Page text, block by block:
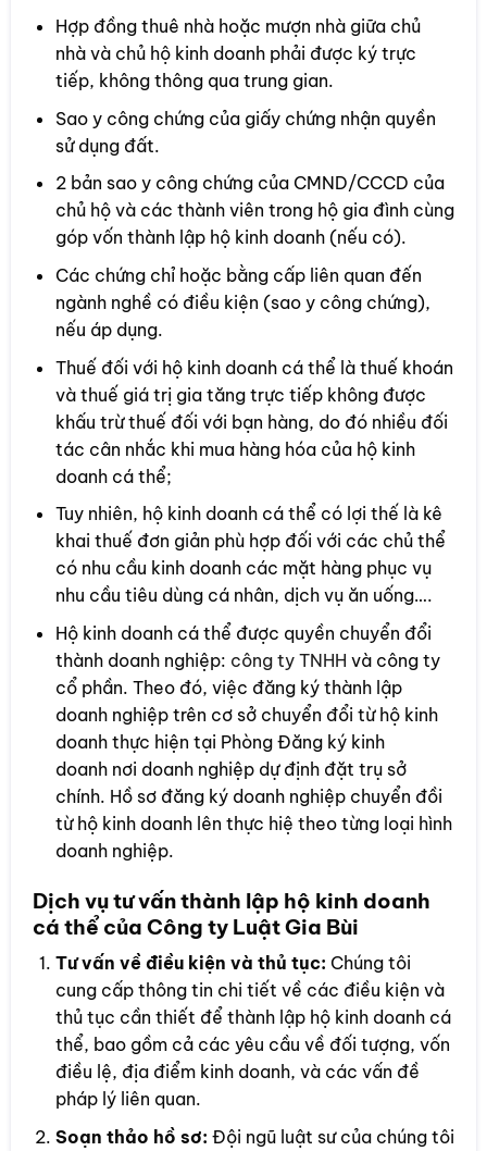
Hợp đồng thuê nhà hoặc mượn nhà giữa chủ
nhà và chủ hộ kinh doanh phải được ký trực
tiếp, không thông qua trung gian.
Sao y công chứng của giấy chứng nhận quyền
sử dụng đất.
2 bản sao y công chứng của CMND/CCCD của
chủ hộ và các thành viên trong hộ gia đình cùng
góp vốn thành lập hộ kinh doanh (nếu có).
Các chứng chỉ hoặc bằng cấp liên quan đến
ngành nghề có điều kiện (sao y công chứng),
nếu áp dụng.
Thuế đối với hộ kinh doanh cá thể là thuế khoán
và thuế giá trị gia tăng trực tiếp không được
khấu trừ thuế đối với bạn hàng, do đó nhiều đối
tác cân nhắc khi mua hàng hóa của hộ kinh
doanh cá thể;
Tuy nhiên, hộ kinh doanh cá thể có lợi thế là kê
khai thuế đơn giản phù hợp đối với các chủ thể
có nhu cầu kinh doanh các mặt hàng phục vụ
nhu cầu tiêu dùng cá nhân, dịch vụ ăn uống….
Hộ kinh doanh cá thể được quyền chuyển đổi
thành doanh nghiệp: công ty TNHH và công ty
cổ phần. Theo đó, việc đăng ký thành lập
doanh nghiệp trên cơ sở chuyển đổi từ hộ kinh
doanh thực hiện tại Phòng Đăng ký kinh
doanh nơi doanh nghiệp dự định đặt trụ sở
chính. Hồ sơ đăng ký doanh nghiệp chuyển đồi
từ hộ kinh doanh lên thực hiệ theo từng loại hình
doanh nghiệp.
Dịch vụ tư vấn thành lập hộ kinh doanh
cá thể của Công ty Luật Gia Bùi
Tư vấn về điều kiện và thủ tục: Chúng tôi
cung cấp thông tin chi tiết về các điều kiện và
thủ tục cần thiết để thành lập hộ kinh doanh cá
thể, bao gồm cả các yêu cầu về đối tượng, vốn
điều lệ, địa điểm kinh doanh, và các vấn đề
pháp lý liên quan.
Soạn thảo hồ sơ: Đội ngũ luật sư của chúng tôi